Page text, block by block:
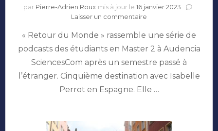
par Pierre-Adrien Roux mis à jour le 16 janvier 2023
Laisser un commentaire
du
monde
cinquième
escale
Espagne
« Retour du Monde » rassemble une série de
podcasts des étudiants en Master 2 à Audencia
SciencesCom après un semestre passé à
l’étranger. Cinquième destination avec Isabelle
Perrot en Espagne. Elle …